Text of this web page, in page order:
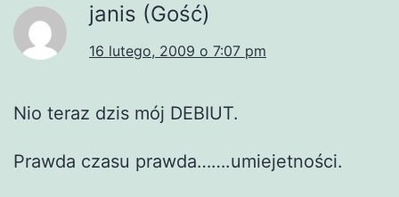
janis (Gość)
16 lutego, 2009 o 7:07 pm
Nio teraz dzis mój DEBIUT.
Prawda czasu prawda…….umiejetności.